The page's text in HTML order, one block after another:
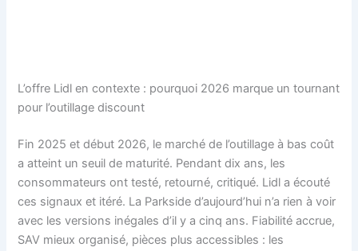
L’offre Lidl en contexte : pourquoi 2026 marque un tournant
pour l’outillage discount
Fin 2025 et début 2026, le marché de l’outillage à bas coût
a atteint un seuil de maturité. Pendant dix ans, les
consommateurs ont testé, retourné, critiqué. Lidl a écouté
ces signaux et itéré. La Parkside d’aujourd’hui n’a rien à voir
avec les versions inégales d’il y a cinq ans. Fiabilité accrue,
SAV mieux organisé, pièces plus accessibles : les